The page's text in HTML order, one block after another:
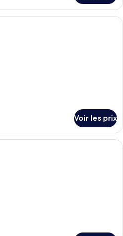
Une chambre d’hôtel avec un
Voir les prix
Une chambre d’hôtel avec un lit,